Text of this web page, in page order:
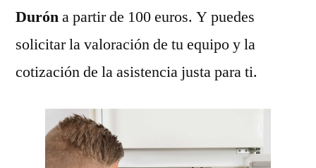
Duróna partir de 100 euros. Y puedes
solicitar la valoración de tu equipo y la
cotización de la asistencia justa para ti.